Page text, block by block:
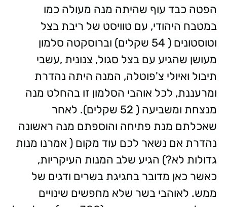
הפטה כבד עוף שהיתה מנה מעולה כמו
במטבח היהודי, עם טוויסט של ריבת בצל
וטוסטונים ( 54 שקלים) וברוסקטה סלמון
מעושן שהגיע עם בצל סגול, צנונית ,עשבי
תיבול ואיולי צ'פוטלה, המנה היתה נהדרת
ומרעננת, לכל אוהבי הסלמון זו בהחלט מנה
מנצחת ומשביעה ( 52 שקלים). לאחר
שאכלתם מנת פתיחה והוספתם מנה ראשונה
נהדרת אם נשאר לכם עוד מקום ( אמרנו מנות
גדולות לא?) הגיע שלב המנות העיקריות,
כאשר כאן מדובר בחגיגת בשרים ודגים של
ממש. לאוהבי בשר שלא מחפשים שינויים